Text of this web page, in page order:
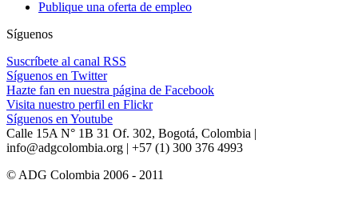
Publique una oferta de empleo
Síguenos
Suscríbete al canal RSS
Síguenos en Twitter
Hazte fan en nuestra página de Facebook
Visita nuestro perfil en Flickr
Síguenos en Youtube
Calle 15A N° 1B 31 Of. 302, Bogotá, Colombia |
info@adgcolombia.org | +57 (1) 300 376 4993
© ADG Colombia 2006 - 2011